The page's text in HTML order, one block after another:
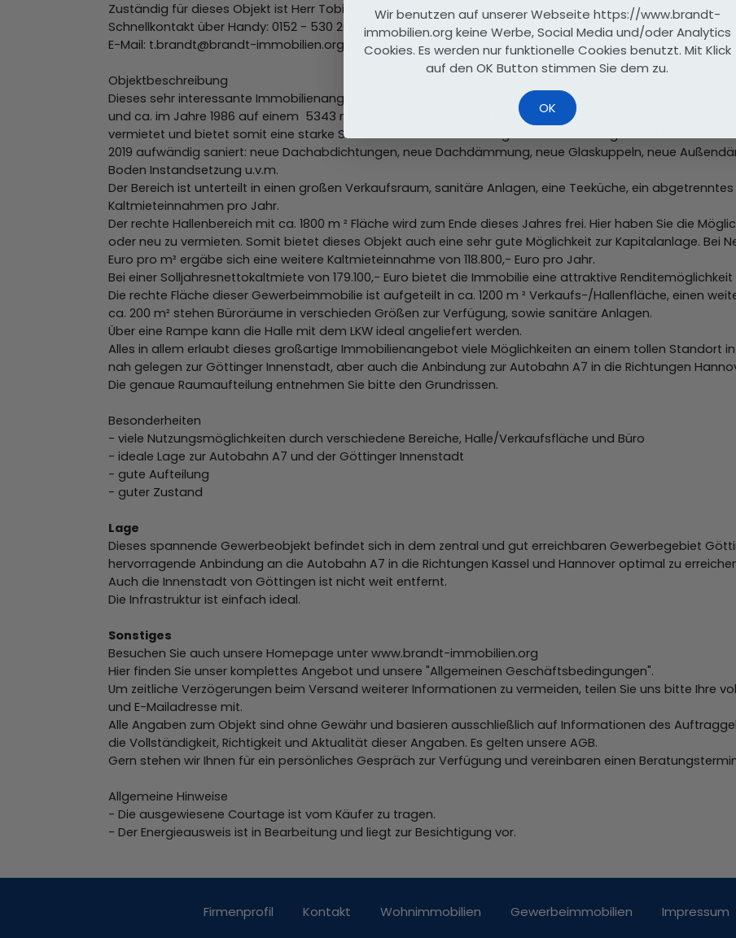
Zuständig für dieses Objekt ist Herr Tobias Brandt.
Schnellkontakt über Handy: 0152 - 530 260 15 oder Festnetz: 0551-900363714
E-Mail: t.brandt@brandt-immobilien.org
Objektbeschreibung
Dieses sehr interessante Immobilienangebot umfasst ein Hallengebäude mit insgesamt ca. 2550 m²
und ca. im Jahre 1986 auf einem 5343 m² großen Eckgrundstück in Göttingen erbaut wurde. Der linke
vermietet und bietet somit eine starke Sicherheit bei der Gestaltung einer Finanzierung. Dieser linke
2019 aufwändig saniert: neue Dachabdichtungen, neue Dachdämmung, neue Glaskuppeln, neue
Boden Instandsetzung u.v.m.
Der Bereich ist unterteilt in einen großen Verkaufsraum, sanitäre Anlagen, eine Teeküche, ein
Kaltmieteinnahmen pro Jahr.
Der rechte Hallenbereich mit ca. 1800 m ² Fläche wird zum Ende dieses Jahres frei. Hier haben Sie die
oder neu zu vermieten. Somit bietet dieses Objekt auch eine sehr gute Möglichkeit zur Kapitalanlage. Bei
Euro pro m² ergäbe sich eine weitere Kaltmieteinnahme von 118.800,- Euro pro Jahr.
Bei einer Solljahresnettokaltmiete von 179.100,- Euro bietet die Immobilie eine attraktive Renditemöglichkeit
Die rechte Fläche dieser Gewerbeimmobilie ist aufgeteilt in ca. 1200 m ² Verkaufs-/Hallenfläche, einen
ca. 200 m² stehen Büroräume in verschieden Größen zur Verfügung, sowie sanitäre Anlagen.
Über eine Rampe kann die Halle mit dem LKW ideal angeliefert werden.
Alles in allem erlaubt dieses großartige Immobilienangebot viele Möglichkeiten an einem tollen Standort
nah gelegen zur Göttinger Innenstadt, aber auch die Anbindung zur Autobahn A7 in die Richtungen
Die genaue Raumaufteilung entnehmen Sie bitte den Grundrissen.
Besonderheiten
- viele Nutzungsmöglichkeiten durch verschiedene Bereiche, Halle/Verkaufsfläche und Büro
- ideale Lage zur Autobahn A7 und der Göttinger Innenstadt
- gute Aufteilung
- guter Zustand
Lage
Dieses spannende Gewerbeobjekt befindet sich in dem zentral und gut erreichbaren Gewerbegebiet
hervorragende Anbindung an die Autobahn A7 in die Richtungen Kassel und Hannover optimal zu
Auch die Innenstadt von Göttingen ist nicht weit entfernt.
Die Infrastruktur ist einfach ideal.
Sonstiges
Besuchen Sie auch unsere Homepage unter www.brandt-immobilien.org
Hier finden Sie unser komplettes Angebot und unsere "Allgemeinen Geschäftsbedingungen".
Um zeitliche Verzögerungen beim Versand weiterer Informationen zu vermeiden, teilen Sie uns bitte Ihre
und E-Mailadresse mit.
Alle Angaben zum Objekt sind ohne Gewähr und basieren ausschließlich auf Informationen des
die Vollständigkeit, Richtigkeit und Aktualität dieser Angaben. Es gelten unsere AGB.
Gern stehen wir Ihnen für ein persönliches Gespräch zur Verfügung und vereinbaren einen
Allgemeine Hinweise
- Die ausgewiesene Courtage ist vom Käufer zu tragen.
- Der Energieausweis ist in Bearbeitung und liegt zur Besichtigung vor.
Firmenprofil Kontakt Wohnimmobilien Gewerbeimmobilien Impressum
Wir benutzen auf unserer Webseite https://www.brandt-
immobilien.org keine Werbe, Social Media und/oder Analytics
Cookies. Es werden nur funktionelle Cookies benutzt. Mit Klick
auf den OK Button stimmen Sie dem zu.
OK